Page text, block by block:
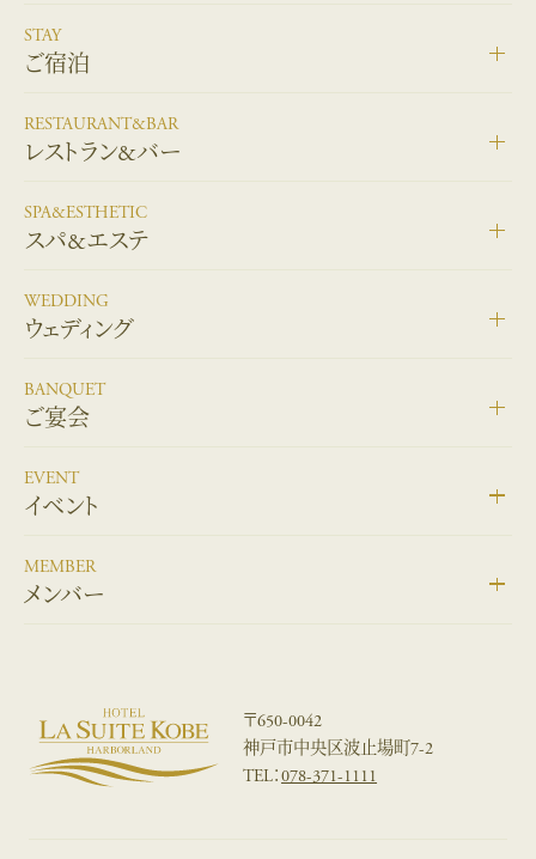
STAY
ご宿泊
RESTAURANT&BAR
レストラン&バー
SPA&ESTHETIC
スパ&エステ
WEDDING
ウェディング
BANQUET
ご宴会
EVENT
イベント
MEMBER
メンバー
〒650-0042
神戸市中央区波止場町7-2
TEL：078-371-1111